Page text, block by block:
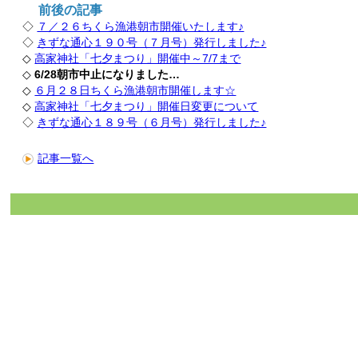
前後の記事
◇ ７／２６ちくら漁港朝市開催いたします♪
◇ きずな通心１９０号（７月号）発行しました♪
◇高家神社「七夕まつり」開催中～7/7まで
◇6/28朝市中止になりました…
◇ ６月２８日ちくら漁港朝市開催します☆
◇高家神社「七夕まつり」開催日変更について
◇ きずな通心１８９号（６月号）発行しました♪
記事一覧へ